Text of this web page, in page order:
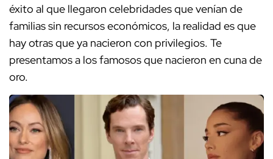
éxito al que llegaron celebridades que venían de
familias sin recursos económicos, la realidad es que
hay otras que ya nacieron con privilegios. Te
presentamos a los famosos que nacieron en cuna de
oro.